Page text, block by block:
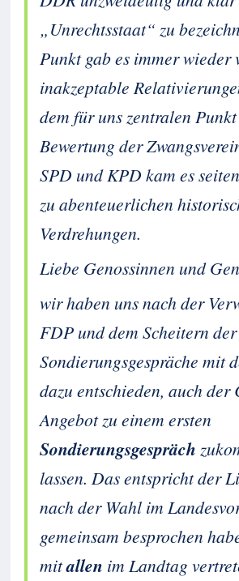
„Unrechtsstaat“ zu
Punkt gab es immer wieder
inakzeptable
dem für uns zentralen
Bewertung der
SPD und KPD kam es
zu abenteuerlichen
Verdrehungen.
Liebe Genossinnen und
wir haben uns nach der
FDP und dem Scheitern der
Sondierungsgespräche mit
dazu entschieden, auch der
Angebot zu einem ersten
Sondierungsgespräch
lassen. Das entspricht der
nach der Wahl im
gemeinsam besprochen
mitallen im Landtag